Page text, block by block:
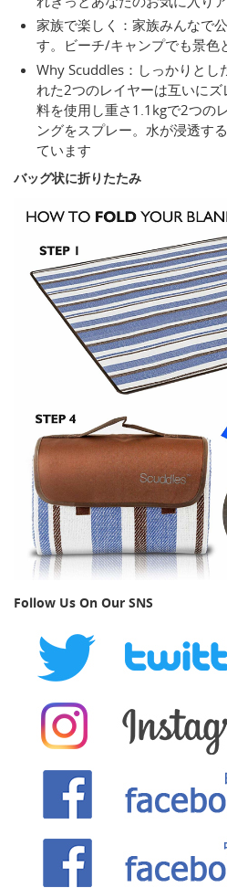
家族で楽しく：家族みんなで
す。ビーチ/キャンプでも景色
Why Scuddles：しっかりとし
れた2つのレイヤーは互いに
料を使用し重さ1.1kgで2つの
ングをスプレー。水が浸透す
ています
バッグ状に折りたたみ
Follow Us On Our SNS